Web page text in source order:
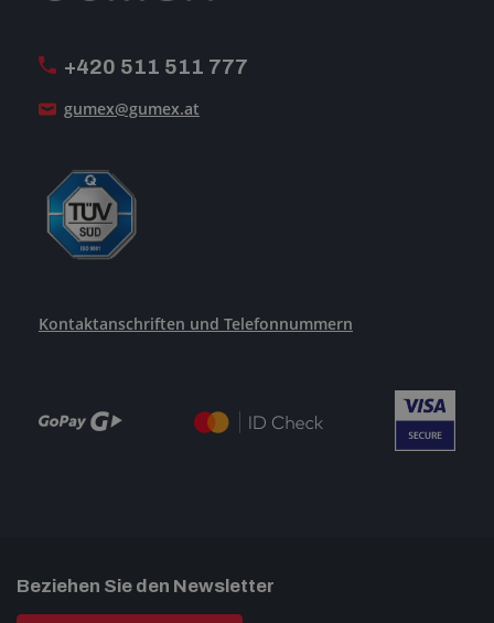
+420 511 511 777
gumex@gumex.at
Kontaktanschriften und Telefonnummern
Beziehen Sie den Newsletter